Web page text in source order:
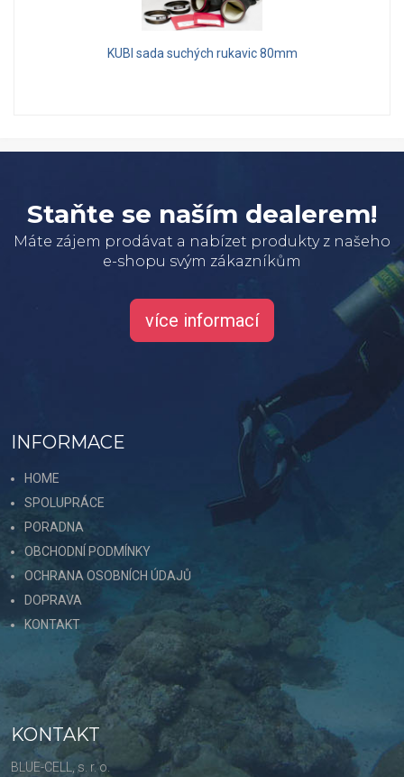
KUBI sada suchých rukavic 80mm
Staňte se naším dealerem!
Máte zájem prodávat a nabízet produkty z našeho
e-shopu svým zákazníkům
více informací
INFORMACE
HOME
SPOLUPRÁCE
PORADNA
OBCHODNÍ PODMÍNKY
OCHRANA OSOBNÍCH ÚDAJŮ
DOPRAVA
KONTAKT
KONTAKT
BLUE-CELL, s. r. o.